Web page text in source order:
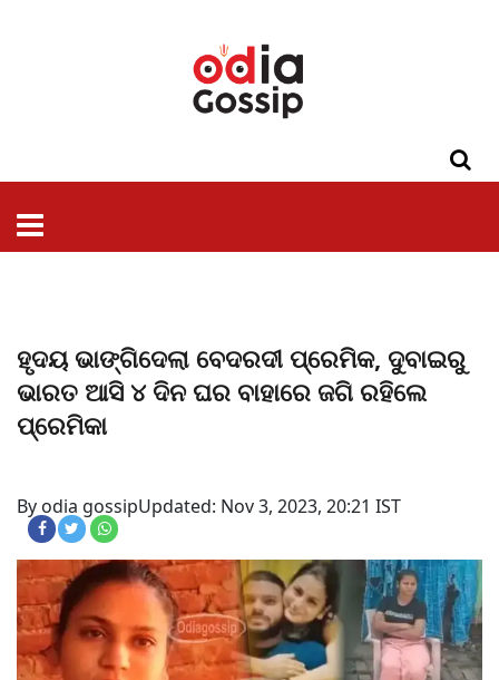
ହୃଦୟ ଭାଙ୍ଗିଦେଲା ବେଦରଦୀ ପ୍ରେମିକ, ଦୁବାଇରୁ
ଭାରତ ଆସି ୪ ଦିନ ଘର ବାହାରେ ଜଗି ରହିଲେ
ପ୍ରେମିକା
By odia gossipUpdated: Nov 3, 2023, 20:21 IST